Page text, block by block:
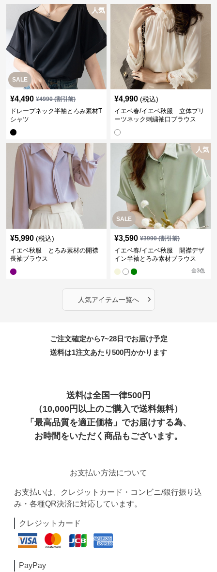
SALE
人気
¥4,490 ¥4990(割引前)
ドレープネック半袖とろみ素材T
シャツ
¥4,990 (税込)
イエベ春/イエベ秋服 立体プリ
ーツネック刺繍袖口ブラウス
¥5,990 (税込)
イエベ秋服 とろみ素材の開襟
長袖ブラウス
SALE
人気
¥3,590 ¥3990(割引前)
イエベ春/イエベ秋服 開襟デザ
イン半袖とろみ素材ブラウス
全3色
人気アイテム一覧へ ›
ご注文確定から7~28日でお届け予定
送料は1注文あたり500円かかります
送料は全国一律500円
（10,000円以上のご購入で送料無料）
「最高品質を適正価格」でお届けする為、
お時間をいただく商品もございます。
お支払い方法について
お支払いは、クレジットカード・コンビニ/銀行振り込
み・各種QR決済に対応しています。
クレジットカード
PayPay